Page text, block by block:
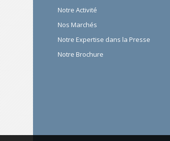
Notre Activité
Nos Marchés
Notre Expertise dans la Presse
Notre Brochure